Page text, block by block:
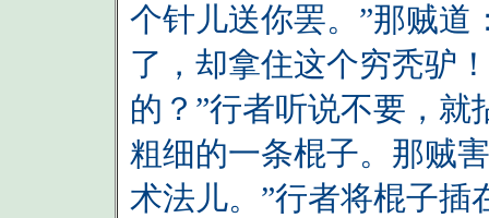
个针儿送你罢。”那贼道
了，却拿住这个穷秃驴
的？”行者听说不要，
粗细的一条棍子。那贼
术法儿。”行者将棍子插